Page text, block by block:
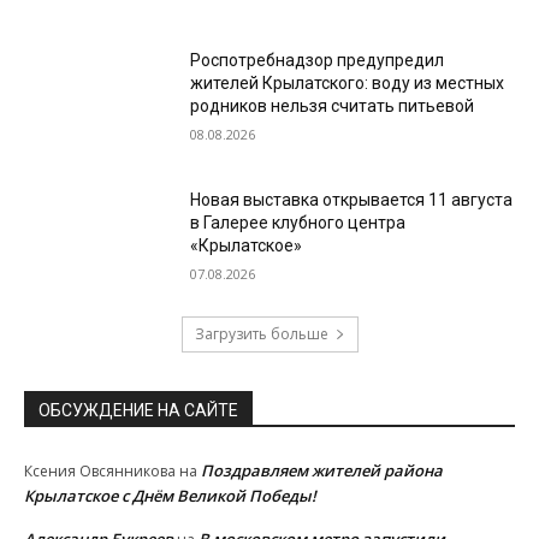
Роспотребнадзор предупредил
жителей Крылатского: воду из местных
родников нельзя считать питьевой
08.08.2026
Новая выставка открывается 11 августа
в Галерее клубного центра
«Крылатское»
07.08.2026
Загрузить больше
ОБСУЖДЕНИЕ НА САЙТЕ
Ксения Овсянникова на Поздравляем жителей района
Крылатское с Днём Великой Победы!